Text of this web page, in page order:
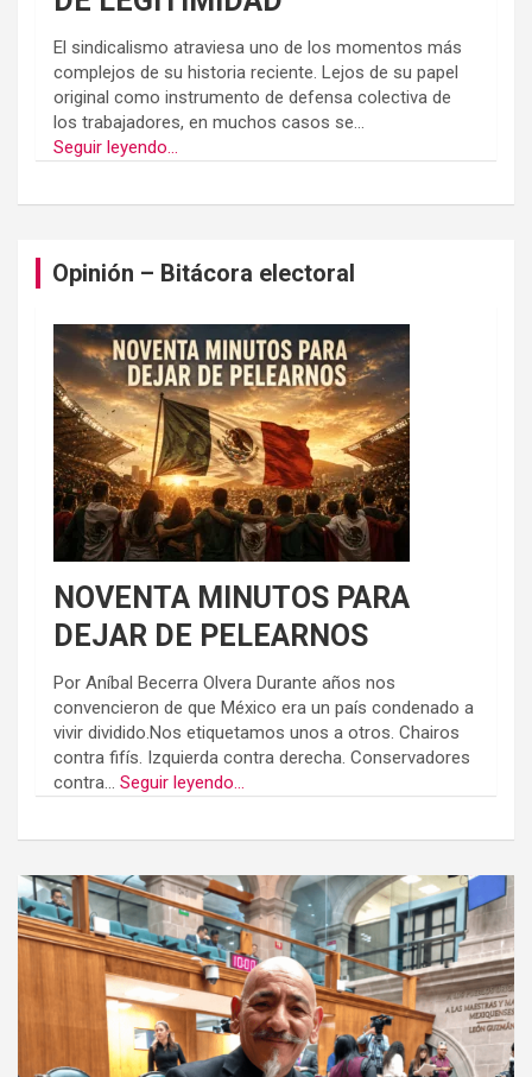
El sindicalismo atraviesa uno de los momentos más
complejos de su historia reciente. Lejos de su papel
original como instrumento de defensa colectiva de
los trabajadores, en muchos casos se...
Seguir leyendo...
Opinión – Bitácora electoral
NOVENTA MINUTOS PARA
DEJAR DE PELEARNOS
Por Aníbal Becerra Olvera Durante años nos
convencieron de que México era un país condenado a
vivir dividido.Nos etiquetamos unos a otros. Chairos
contra fifís. Izquierda contra derecha. Conservadores
contra... Seguir leyendo...